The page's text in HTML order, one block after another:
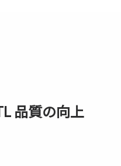
品質の向上